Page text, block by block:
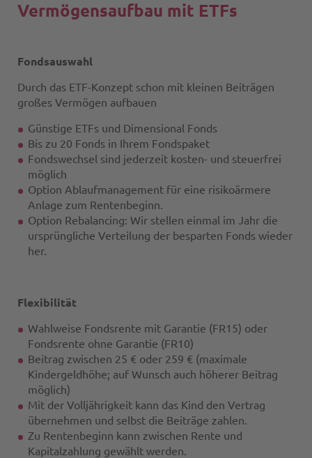
Vermögensaufbau mit ETFs
Fondsauswahl
Durch das ETF-Konzept schon mit kleinen Beiträgen
großes Vermögen aufbauen
Günstige ETFs und Dimensional Fonds
Bis zu 20 Fonds in Ihrem Fondspaket
Fondswechsel sind jederzeit kosten- und steuerfrei
möglich
Option Ablaufmanagement für eine risikoärmere
Anlage zum Rentenbeginn.
Option Rebalancing: Wir stellen einmal im Jahr die
ursprüngliche Verteilung der besparten Fonds wieder
her.
Flexibilität
Wahlweise Fondsrente mit Garantie (FR15) oder
Fondsrente ohne Garantie (FR10)
Beitrag zwischen 25 € oder 259 € (maximale
Kindergeldhöhe; auf Wunsch auch höherer Beitrag
möglich)
Mit der Volljährigkeit kann das Kind den Vertrag
übernehmen und selbst die Beiträge zahlen.
Zu Rentenbeginn kann zwischen Rente und
Kapitalzahlung gewählt werden.